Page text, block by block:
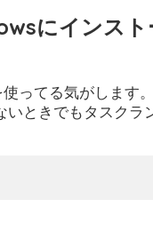
にインスト
ってる気がします
ときでもタスクラ